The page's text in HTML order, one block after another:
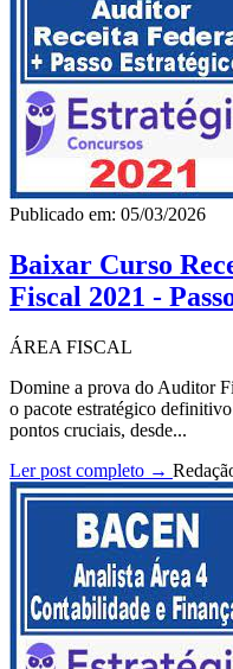
Publicado em: 05/03/2026
Baixar Curso
Fiscal 2021 -
ÁREA FISCAL
Domine a prova do Auditor
o pacote estratégico
pontos cruciais, desde...
Ler post completo →